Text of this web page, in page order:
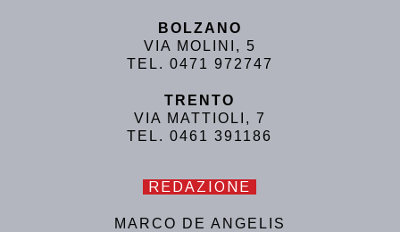
BOLZANO
VIA MOLINI, 5
TEL. 0471 972747
TRENTO
VIA MATTIOLI, 7
TEL. 0461 391186
REDAZIONE
MARCO DE ANGELIS